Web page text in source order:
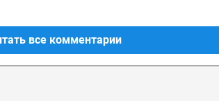
все комментарии